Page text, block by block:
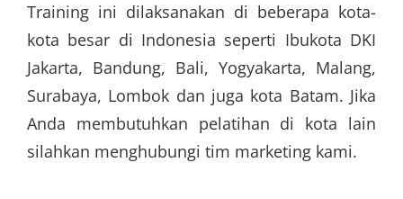
Training ini dilaksanakan di beberapa kota-
kota besar di Indonesia seperti Ibukota DKI
Jakarta, Bandung, Bali, Yogyakarta, Malang,
Surabaya, Lombok dan juga kota Batam. Jika
Anda membutuhkan pelatihan di kota lain
silahkan menghubungi tim marketing kami.